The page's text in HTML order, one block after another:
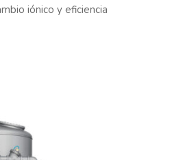
iónico y eficiencia